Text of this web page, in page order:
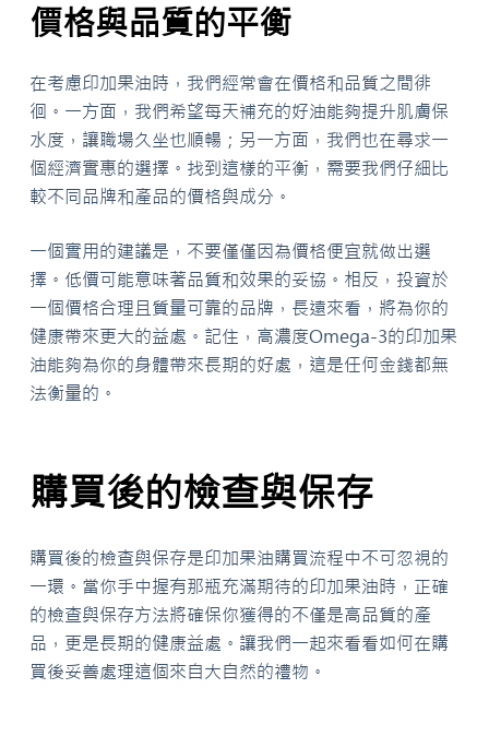
價格與品質的平衡
在考慮印加果油時，我們經常會在價格和品質之間徘
徊。一方面，我們希望每天補充的好油能夠提升肌膚保
水度，讓職場久坐也順暢；另一方面，我們也在尋求一
個經濟實惠的選擇。找到這樣的平衡，需要我們仔細比
較不同品牌和產品的價格與成分。
一個實用的建議是，不要僅僅因為價格便宜就做出選
擇。低價可能意味著品質和效果的妥協。相反，投資於
一個價格合理且質量可靠的品牌，長遠來看，將為你的
健康帶來更大的益處。記住，高濃度Omega-3的印加果
油能夠為你的身體帶來長期的好處，這是任何金錢都無
法衡量的。
購買後的檢查與保存
購買後的檢查與保存是印加果油購買流程中不可忽視的
一環。當你手中握有那瓶充滿期待的印加果油時，正確
的檢查與保存方法將確保你獲得的不僅是高品質的產
品，更是長期的健康益處。讓我們一起來看看如何在購
買後妥善處理這個來自大自然的禮物。